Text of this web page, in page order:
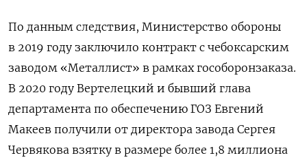
По данным следствия, Министерство обороны
в 2019 году заключило контракт с чебоксарским
заводом «Металлист» в рамках гособоронзаказа.
В 2020 году Вертелецкий и бывший глава
департамента по обеспечению ГОЗ Евгений
Макеев получили от директора завода Сергея
Червякова взятку в размере более 1,8 миллиона